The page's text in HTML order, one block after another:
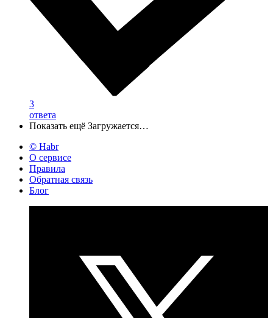
3
ответа
Показать ещё Загружается…
© Habr
О сервисе
Правила
Обратная связь
Блог